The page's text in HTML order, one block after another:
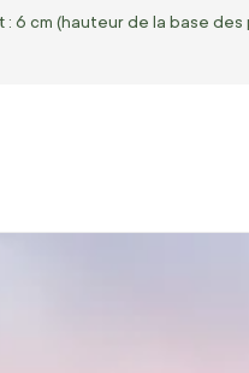
: 6 cm (hauteur de la base